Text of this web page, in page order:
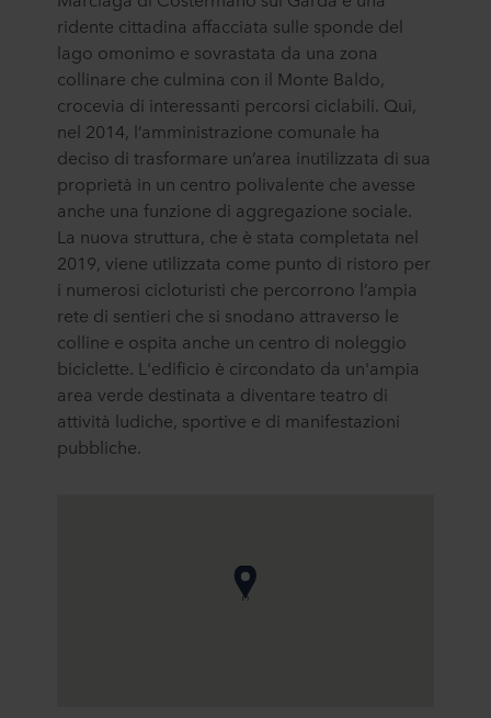
ridente cittadina affacciata sulle sponde del
lago omonimo e sovrastata da una zona
collinare che culmina con il Monte Baldo,
crocevia di interessanti percorsi ciclabili. Qui,
nel 2014, l’amministrazione comunale ha
deciso di trasformare un’area inutilizzata di sua
proprietà in un centro polivalente che avesse
anche una funzione di aggregazione sociale.
La nuova struttura, che è stata completata nel
2019, viene utilizzata come punto di ristoro per
i numerosi cicloturisti che percorrono l’ampia
rete di sentieri che si snodano attraverso le
colline e ospita anche un centro di noleggio
biciclette. L'edificio è circondato da un'ampia
area verde destinata a diventare teatro di
attività ludiche, sportive e di manifestazioni
pubbliche.